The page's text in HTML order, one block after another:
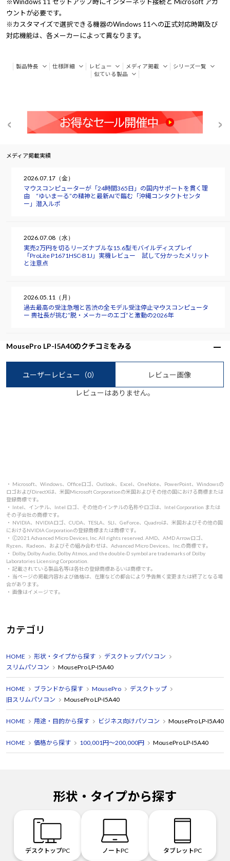
ウントが必要です。
※カスタマイズで選択できる機器のWindows 11への正式対応時期及び
対応機能は、各メーカーによって異なります。
製品特長 仕様詳細 レビュー メディア掲載
シリーズ一覧
似ている製品
メディア掲載実績
2026.07.17（金）
マウスコンピューターが「24時間365日」の国内サポートを貫く理
由 “ゆいまーる”の精神と最新AIで臨む「沖縄コンタクトセンタ
ー」潜入ルポ
2026.07.08（水）
実売2万円を切るリーズナブルな15.6型モバイルディスプレイ
「ProLite P1671HSC-B1J」実機レビュー 試して分かったメリット
と注意点
2026.05.11（月）
過去最高の受注急増と苦渋の全モデル受注停止――マウスコンピュータ
ー 軣社長が挑む“脱・メーカーのエゴ”と激動の2026年
MousePro LP-I5A40のクチコミをみる
ユーザーレビュー （0） レビュー画像
レビューはありません。
・ Microsoft、Windows、Officeロゴ、Outlook、Excel、OneNote、PowerPoint、Windowsの
ロゴおよびDirectXは、米国Microsoft Corporationの米国およびその他の国における商標または
登録商標です。
・ Intel、インテル、Intel ロゴ、その他のインテルの名称やロゴは、Intel Corporation または
その子会社の商標です。
・ NVIDIA、NVIDIAロゴ、CUDA、TESLA、SLI、GeForce、Quadroは、米国およびその他の国
におけるNVIDIA Corporationの登録商標または商標です。
・ 🄫2021 Advanced Micro Devices, Inc. All rights reserved. AMD、AMD Arrowロゴ、
Ryzen、Radeon、およびその組み合わせは、Advanced Micro Devices、Inc.の商標です。
・ Dolby, Dolby Audio, Dolby Atmos, and the double-D symbol are trademarks of Dolby
Laboratories Licensing Corporation.
・ 記載されている製品名等は各社の登録商標あるいは商標です。
・ 当ページの掲載内容および価格は、在庫などの都合により予告無く変更または終了となる場
合があります。
・ 画像はイメージです。
カテゴリ
HOME 形状・タイプから探す
デスクトップパソコン
スリムパソコン
MousePro LP-I5A40
HOME ブランドから探す MousePro
デスクトップ
旧スリムパソコン
MousePro LP-I5A40
HOME 用途・目的から探す ビジネス向けパソコン MousePro LP-I5A40
HOME 価格から探す 100,001円～200,000円 MousePro LP-I5A40
形状・タイプから探す
デスクトップPC ノートPC タブレットPC